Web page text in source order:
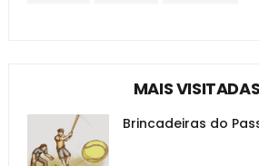
MAIS VISITADAS
Brincadeiras do